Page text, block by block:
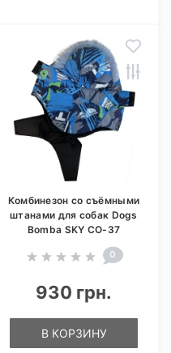
Комбинезон со съёмными
штанами для собак Dogs
Bomba SKY CO-37
0
930 грн.
В КОРЗИНУ